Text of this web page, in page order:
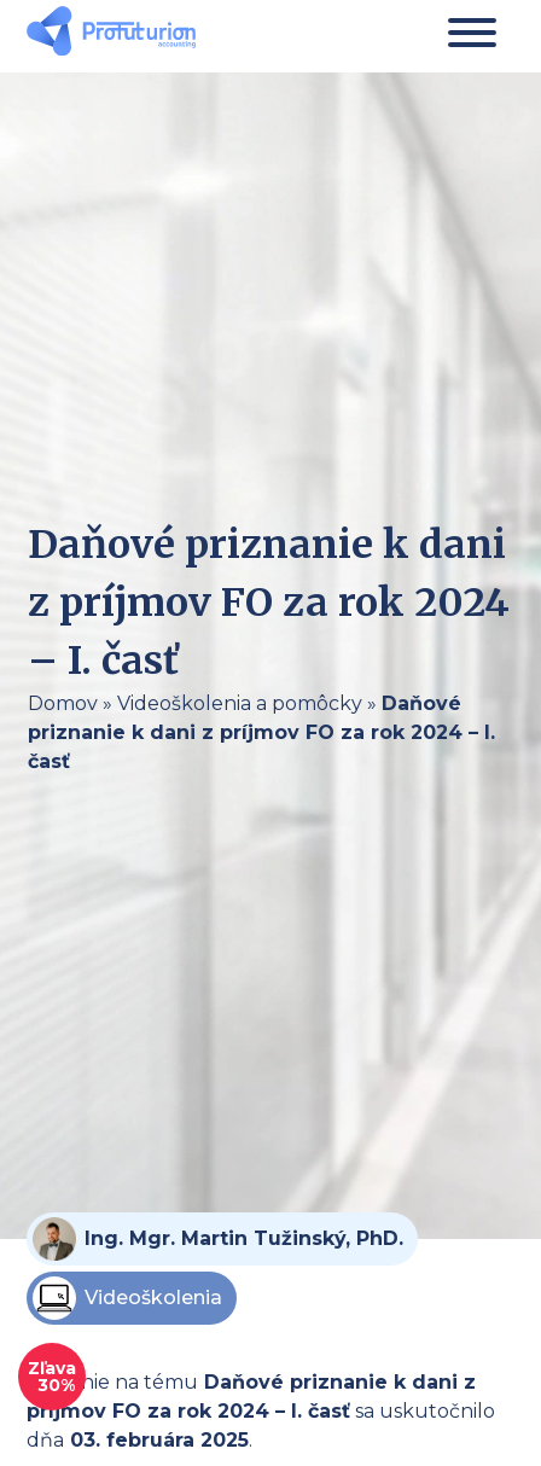
Daňové priznanie k dani
z príjmov FO za rok 2024
– I. časť
Domov» Videoškolenia a pomôcky» Daňové
priznanie k dani z príjmov FO za rok 2024 – I.
časť
Ing. Mgr. Martin Tužinský, PhD.
Videoškolenia
Zľava
30%
Školenie na tému Daňové priznanie k dani z
príjmov FO za rok 2024 – I. časť sa uskutočnilo
dňa 03. februára 2025.